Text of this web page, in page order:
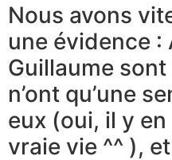
Nous avons
une évidence :
Guillaume
n’ont qu’une
eux (oui, il y
vraie vie ^^ ),